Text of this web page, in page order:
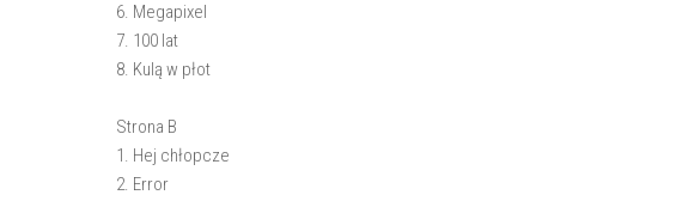
6. Megapixel
7. 100 lat
8. Kulą w płot
Strona B
1. Hej chłopcze
2. Error